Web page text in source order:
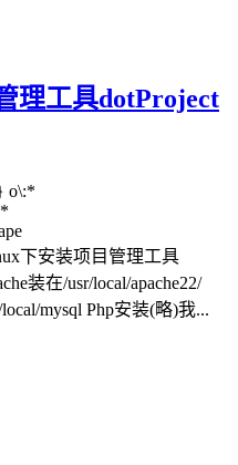
理工具dotProject
o\:*
下安装项目管理工具
装在/usr/local/apache22/
mysql Php安装(略)我...